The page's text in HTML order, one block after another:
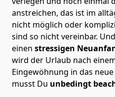
anstreichen, das ist im
nicht möglich oder
sind so nicht vereinbar.
einen stressigen
wird der Urlaub nach
Eingewöhnung in das
musst Du unbedingt